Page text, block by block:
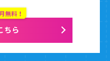
無料！
ちら